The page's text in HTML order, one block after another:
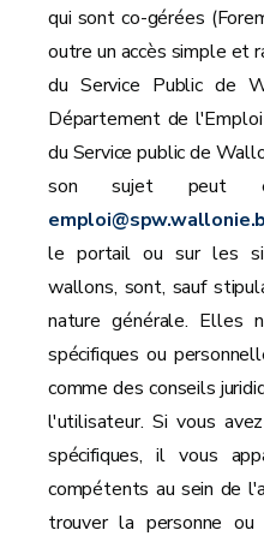
qui sont co-gérées
outre un accès simple et
du Service Public de
Département de
du Service public de
son sujet peut
le portail ou sur les
wallons, sont, sauf
nature générale. Elles
spécifiques ou
comme des conseils
l'utilisateur. Si vous
spécifiques, il vous
compétents au sein de
trouver la personne